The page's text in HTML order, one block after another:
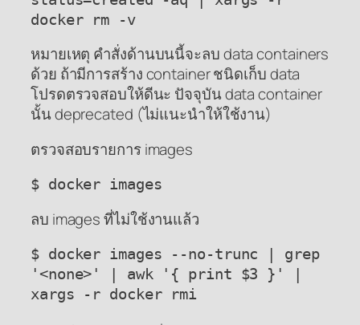
docker rm -v
หมายเหตุ คำสั่งด้านบนนี้จะลบ data containers
ด้วย ถ้ามีการสร้าง container ชนิดเก็บ data
โปรดตรวจสอบให้ดีนะ ปัจจุบัน data container
นั้น deprecated (ไม่แนะนำให้ใช้งาน)
ตรวจสอบรายการ images
$ docker images
ลบ images ที่ไม่ใช้งานแล้ว
$ docker images --no-trunc | grep
'<none>' | awk '{ print $3 }' |
xargs -r docker rmi